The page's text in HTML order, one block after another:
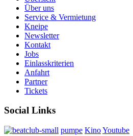
Über uns
Service & Vermietung
Kneipe
Newsletter
Kontakt
Jobs
Einlasskriterien
Anfahrt
Partner
Tickets
Social Links
pumpe KinoYoutube